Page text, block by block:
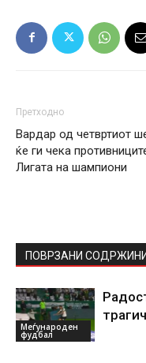
Претходно
Вардар од четвртиот
ќе ги чека
Лигата на шампиони
ПОВРЗАНИ СОДРЖИНИ
Меѓународен
фудбал